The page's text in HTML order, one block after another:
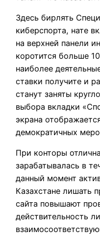
Здесь бирлять
киберспорта, нате
на верхней панели
коротится больше
наиболее
ставки получите и
станут заняты
выбора вкладки
экрана
демократичных
При конторы
зарабатывалась в
данный момент
Казахстане лишать
сайта повышают
действительность